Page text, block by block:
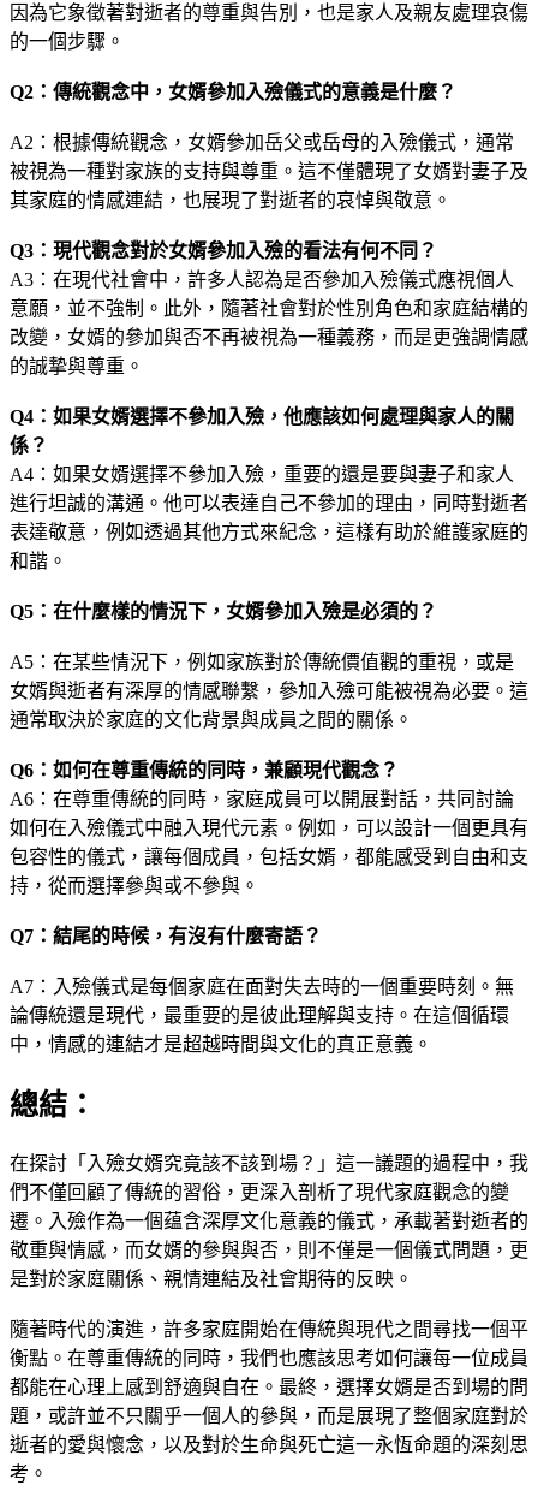
因為它象徵著對逝者的尊重與告別，也是家人及親友處理哀傷
的一個步驟。
Q2：傳統觀念中，女婿參加入殮儀式的意義是什麼？
A2：根據傳統觀念，女婿參加岳父或岳母的入殮儀式，通常
被視為一種對家族的支持與尊重。這不僅體現了女婿對妻子及
其家庭的情感連結，也展現了對逝者的哀悼與敬意。
Q3：現代觀念對於女婿參加入殮的看法有何不同？
A3：在現代社會中，許多人認為是否參加入殮儀式應視個人
意願，並不強制。此外，隨著社會對於性別角色和家庭結構的
改變，女婿的參加與否不再被視為一種義務，而是更強調情感
的誠摯與尊重。
Q4：如果女婿選擇不參加入殮，他應該如何處理與家人的關
係？
A4：如果女婿選擇不參加入殮，重要的還是要與妻子和家人
進行坦誠的溝通。他可以表達自己不參加的理由，同時對逝者
表達敬意，例如透過其他方式來紀念，這樣有助於維護家庭的
和諧。
Q5：在什麼樣的情況下，女婿參加入殮是必須的？
A5：在某些情況下，例如家族對於傳統價值觀的重視，或是
女婿與逝者有深厚的情感聯繫，參加入殮可能被視為必要。這
通常取決於家庭的文化背景與成員之間的關係。
Q6：如何在尊重傳統的同時，兼顧現代觀念？
A6：在尊重傳統的同時，家庭成員可以開展對話，共同討論
如何在入殮儀式中融入現代元素。例如，可以設計一個更具有
包容性的儀式，讓每個成員，包括女婿，都能感受到自由和支
持，從而選擇參與或不參與。
Q7：結尾的時候，有沒有什麼寄語？
A7：入殮儀式是每個家庭在面對失去時的一個重要時刻。無
論傳統還是現代，最重要的是彼此理解與支持。在這個循環
中，情感的連結才是超越時間與文化的真正意義。
總結：
在探討「入殮女婿究竟該不該到場？」這一議題的過程中，我
們不僅回顧了傳統的習俗，更深入剖析了現代家庭觀念的變
遷。入殮作為一個蕴含深厚文化意義的儀式，承載著對逝者的
敬重與情感，而女婿的參與與否，則不僅是一個儀式問題，更
是對於家庭關係、親情連結及社會期待的反映。
隨著時代的演進，許多家庭開始在傳統與現代之間尋找一個平
衡點。在尊重傳統的同時，我們也應該思考如何讓每一位成員
都能在心理上感到舒適與自在。最終，選擇女婿是否到場的問
題，或許並不只關乎一個人的參與，而是展現了整個家庭對於
逝者的愛與懷念，以及對於生命與死亡這一永恆命題的深刻思
考。